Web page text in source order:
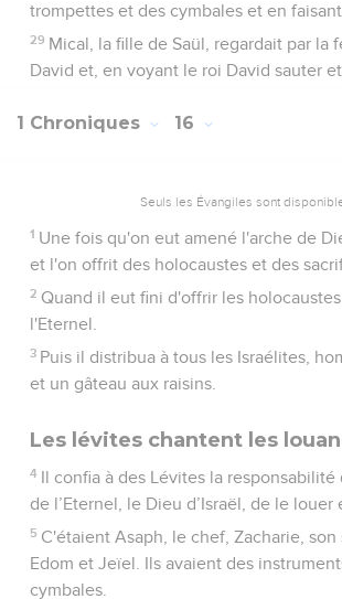
trompettes et des cymbales et en
29 Mical, la fille de Saül, regardait par la
David et, en voyant le roi David sauter
1 Chroniques 16
Seuls les Évangiles sont
1 Une fois qu'on eut amené l'arche de
et l'on offrit des holocaustes et des
2 Quand il eut fini d'offrir les
l'Eternel.
3 Puis il distribua à tous les Israélites,
et un gâteau aux raisins.
Les lévites chantent les
4 Il confia à des Lévites la
de l’Eternel, le Dieu d’Israël, de le louer
5 C'étaient Asaph, le chef, Zacharie,
Edom et Jeïel. Ils avaient des
cymbales.